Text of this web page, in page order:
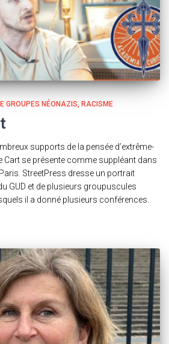
GROUPES NÉONAZIS RACISME
supports de la pensée d’extrême-
Cart se présente comme suppléant dans
StreetPress dresse un portrait
GUD et de plusieurs groupuscules
il a donné plusieurs conférences.